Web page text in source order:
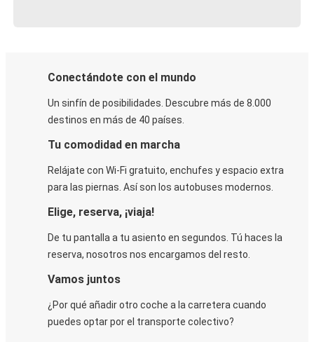
Conectándote con el mundo
Un sinfín de posibilidades. Descubre más de 8.000
destinos en más de 40 países.
Tu comodidad en marcha
Relájate con Wi-Fi gratuito, enchufes y espacio extra
para las piernas. Así son los autobuses modernos.
Elige, reserva, ¡viaja!
De tu pantalla a tu asiento en segundos. Tú haces la
reserva, nosotros nos encargamos del resto.
Vamos juntos
¿Por qué añadir otro coche a la carretera cuando
puedes optar por el transporte colectivo?